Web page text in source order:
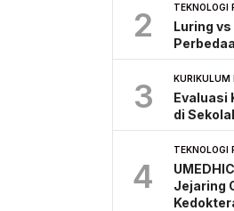
2 TEKNOLOGI
Luring
3 KURIKULUM
Evaluasi
di
4
TEKNOLOGI
Jejaring